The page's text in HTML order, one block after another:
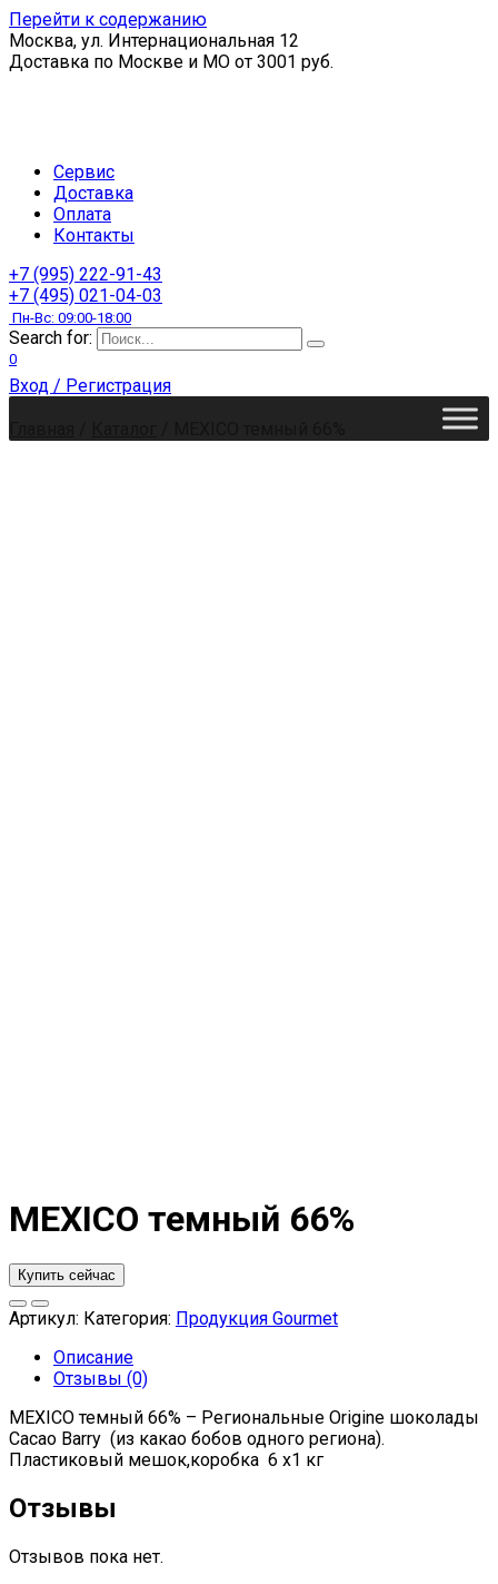
Перейти к содержанию
Москва, ул. Интернациональная 12
Доставка по Москве и МО от 3001 руб.
Сервис
Доставка
Оплата
Контакты
+7 (995) 222-91-43
+7 (495) 021-04-03
Пн-Вс: 09:00-18:00
Search for:
0
Вход / Регистрация
MEXICO темный 66%
Купить сейчас
Артикул: Категория: Продукция Gourmet
Описание
Отзывы (0)
MEXICO темный 66% – Региональные Origine шоколады
Cacao Barry (из какао бобов одного региона).
Пластиковый мешок,коробка 6 x1 кг
Отзывы
Отзывов пока нет.